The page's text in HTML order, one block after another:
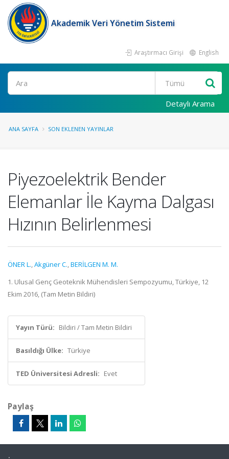
Akademik Veri Yönetim Sistemi
Araştırmacı Girişi English
Ara
Detaylı Arama
ANA SAYFA SON EKLENEN YAYINLAR
Piyezoelektrik Bender
Elemanlar İle Kayma Dalgası
Hızının Belirlenmesi
ÖNER L.,Akgüner C.,BERİLGEN M. M.
1. Ulusal Genç Geoteknik Mühendisleri Sempozyumu, Türkiye, 12
Ekim 2016, (Tam Metin Bildiri)
Yayın Türü: Bildiri / Tam Metin Bildiri
Basıldığı Ülke: Türkiye
TED Üniversitesi Adresli: Evet
Paylaş